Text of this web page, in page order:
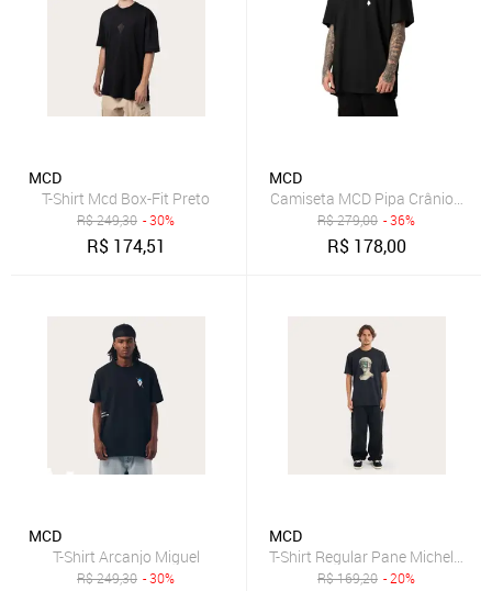
MCD
T-Shirt Mcd Box-Fit Preto
R$249,30 - 30%
R$ 174,51
MCD
Camiseta MCD Pipa Crânio
R$279,00 - 36%
R$ 178,00
MCD
T-Shirt Arcanjo Miguel
R$249,30 - 30%
MCD
T-Shirt Regular Pane
R$169,20 - 20%